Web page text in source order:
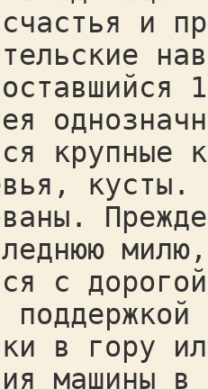
и
крупные
кусты.
с
в гору
машины